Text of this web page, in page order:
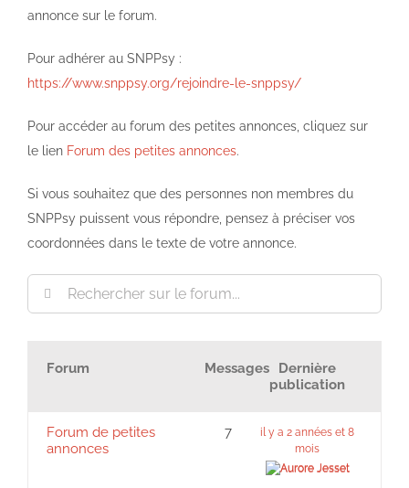
annonce sur le forum.
Pour adhérer au SNPPsy :
https://www.snppsy.org/rejoindre-le-snppsy/
Pour accéder au forum des petites annonces, cliquez sur
le lien Forum des petites annonces.
Si vous souhaitez que des personnes non membres du
SNPPsy puissent vous répondre, pensez à préciser vos
coordonnées dans le texte de votre annonce.
Forum Messages
Dernière
publication
Forum de petites
annonces
7
il y a 2 années et 8
mois
Aurore Jesset